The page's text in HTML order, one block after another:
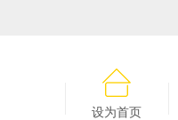
设为首页